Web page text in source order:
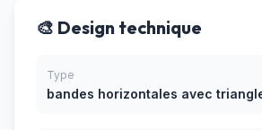
🎨 Design technique
Type
bandes horizontales avec